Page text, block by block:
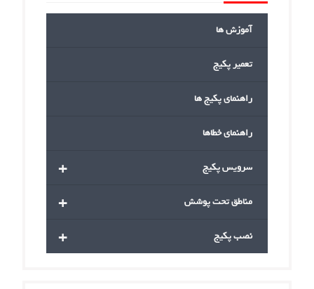
آموزش ها
تعمیر پکیج
راهنمای پکیج ها
راهنمای خطاها
+ سرویس پکیج
+ مناطق تحت پوشش
+ نصب پکیج